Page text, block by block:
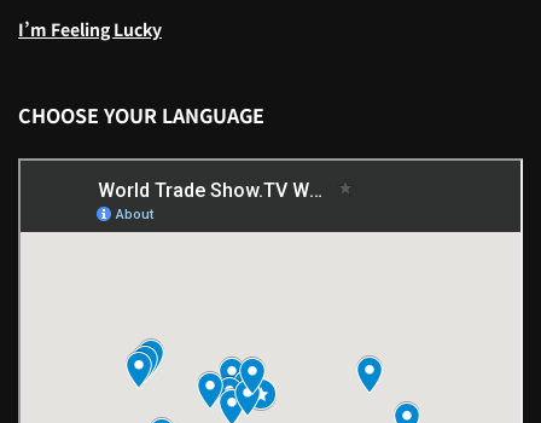
I’m Feeling Lucky
CHOOSE YOUR LANGUAGE